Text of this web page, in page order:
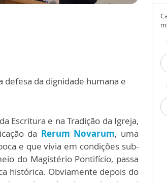
da dignidade humana e
Escritura e na Tradição da Igreja,
da Rerum Novarum, uma
e que vivia em condições sub-
do Magistério Pontifício, passa
histórica. Obviamente depois do